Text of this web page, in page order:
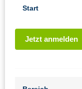
Start
Jetzt anmelden